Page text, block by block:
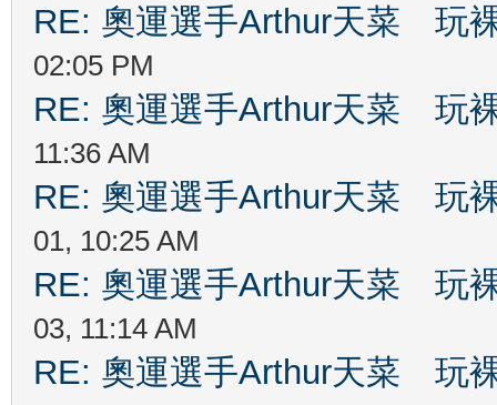
RE: 奧運選手Arthur天菜 玩
02:05 PM
RE: 奧運選手Arthur天菜 玩
11:36 AM
RE: 奧運選手Arthur天菜 玩
01, 10:25 AM
RE: 奧運選手Arthur天菜 玩
03, 11:14 AM
RE: 奧運選手Arthur天菜 玩